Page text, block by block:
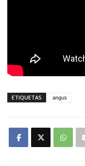
ETIQUETAS angus